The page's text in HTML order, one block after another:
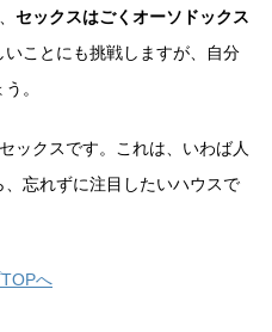
セックスはごくオーソドックス
ことにも挑戦しますが、自分
。
ックスです。これは、いわば人
忘れずに注目したいハウスで
へ